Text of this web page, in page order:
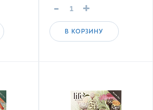
- +
В КОРЗИНУ